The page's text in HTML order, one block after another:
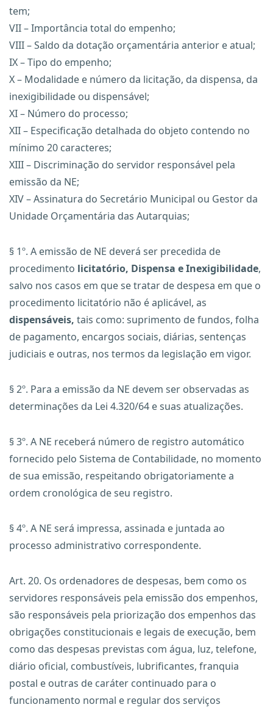
tem;
VII – Importância total do empenho;
VIII – Saldo da dotação orçamentária anterior e atual;
IX – Tipo do empenho;
X – Modalidade e número da licitação, da dispensa, da
inexigibilidade ou dispensável;
XI – Número do processo;
XII – Especificação detalhada do objeto contendo no
mínimo 20 caracteres;
XIII – Discriminação do servidor responsável pela
emissão da NE;
XIV – Assinatura do Secretário Municipal ou Gestor da
Unidade Orçamentária das Autarquias;
§ 1º. A emissão de NE deverá ser precedida de
procedimento licitatório, Dispensa e Inexigibilidade,
salvo nos casos em que se tratar de despesa em que o
procedimento licitatório não é aplicável, as
dispensáveis, tais como: suprimento de fundos, folha
de pagamento, encargos sociais, diárias, sentenças
judiciais e outras, nos termos da legislação em vigor.
§ 2º. Para a emissão da NE devem ser observadas as
determinações da Lei 4.320/64 e suas atualizações.
§ 3º. A NE receberá número de registro automático
fornecido pelo Sistema de Contabilidade, no momento
de sua emissão, respeitando obrigatoriamente a
ordem cronológica de seu registro.
§ 4º. A NE será impressa, assinada e juntada ao
processo administrativo correspondente.
Art. 20. Os ordenadores de despesas, bem como os
servidores responsáveis pela emissão dos empenhos,
são responsáveis pela priorização dos empenhos das
obrigações constitucionais e legais de execução, bem
como das despesas previstas com água, luz, telefone,
diário oficial, combustíveis, lubrificantes, franquia
postal e outras de caráter continuado para o
funcionamento normal e regular dos serviços